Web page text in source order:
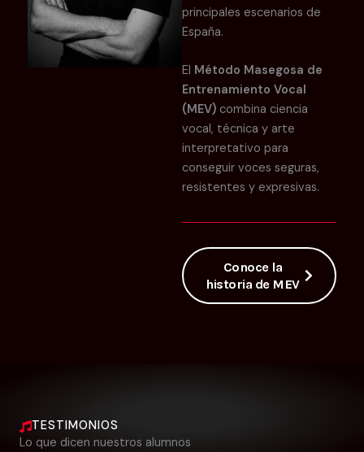
principales escenarios de
España.
El Método Masegosa de
Entrenamiento Vocal
(MEV) combina ciencia
vocal, técnica y arte
interpretativo para
conseguir voces seguras,
resistentes y expresivas.
Conoce la
historia de MEV
TESTIMONIOS
Lo que dicen nuestros alumnos